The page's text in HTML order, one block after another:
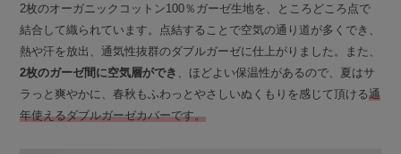
2枚のオーガニックコットン100％ガーゼ生地を、ところどころ点で
結合して織られています。点結することで空気の通り道が多くでき、
熱や汗を放出、通気性抜群のダブルガーゼに仕上がりました。また、
2枚のガーゼ間に空気層ができ
、ほどよい保温性があるので、夏はサ
ラっと爽やかに、春秋もふわっとやさしいぬくもりを感じて頂ける通
年使えるダブルガーゼカバーです。